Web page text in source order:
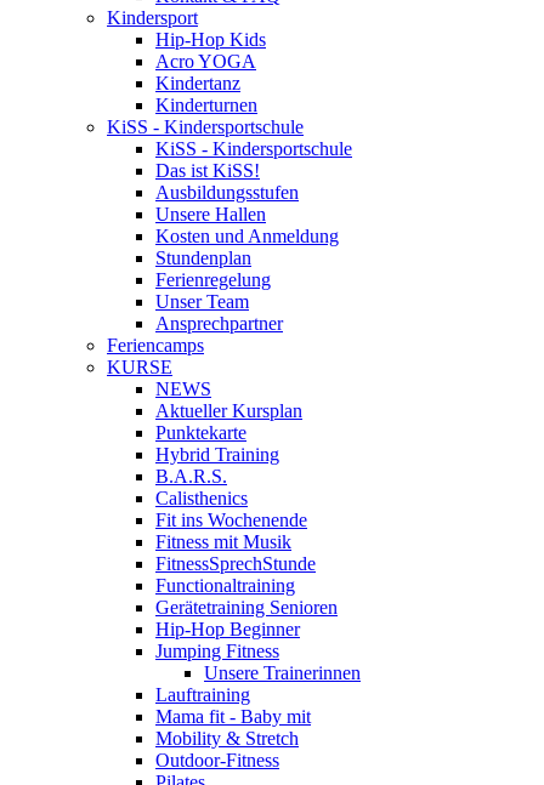
Kindersport
Hip-Hop Kids
Acro YOGA
Kindertanz
Kinderturnen
KiSS - Kindersportschule
KiSS - Kindersportschule
Das ist KiSS!
Ausbildungsstufen
Unsere Hallen
Kosten und Anmeldung
Stundenplan
Ferienregelung
Unser Team
Ansprechpartner
Feriencamps
KURSE
NEWS
Aktueller Kursplan
Punktekarte
Hybrid Training
B.A.R.S.
Calisthenics
Fit ins Wochenende
Fitness mit Musik
FitnessSprechStunde
Functionaltraining
Gerätetraining Senioren
Hip-Hop Beginner
Jumping Fitness
Unsere Trainerinnen
Lauftraining
Mama fit - Baby mit
Mobility & Stretch
Outdoor-Fitness